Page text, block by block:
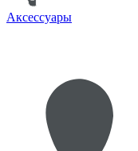
Аксессуары